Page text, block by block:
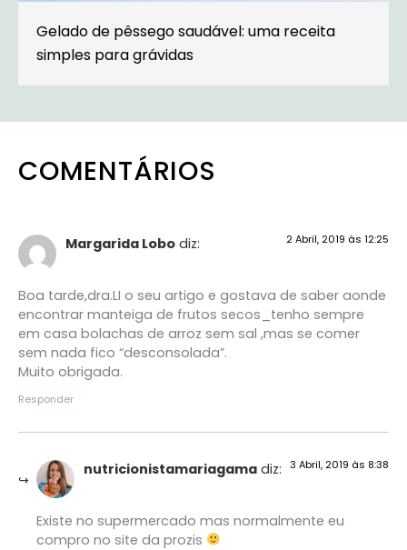
Gelado de pêssego saudável: uma receita
simples para grávidas
COMENTÁRIOS
Margarida Lobo diz: 2 Abril, 2019 às 12:25
Boa tarde,dra.LI o seu artigo e gostava de saber aonde
encontrar manteiga de frutos secos_tenho sempre
em casa bolachas de arroz sem sal ,mas se comer
sem nada fico “desconsolada”.
Muito obrigada.
Responder
nutricionistamariagama diz: 3 Abril, 2019 às 8:38
Existe no supermercado mas normalmente eu
compro no site da prozis